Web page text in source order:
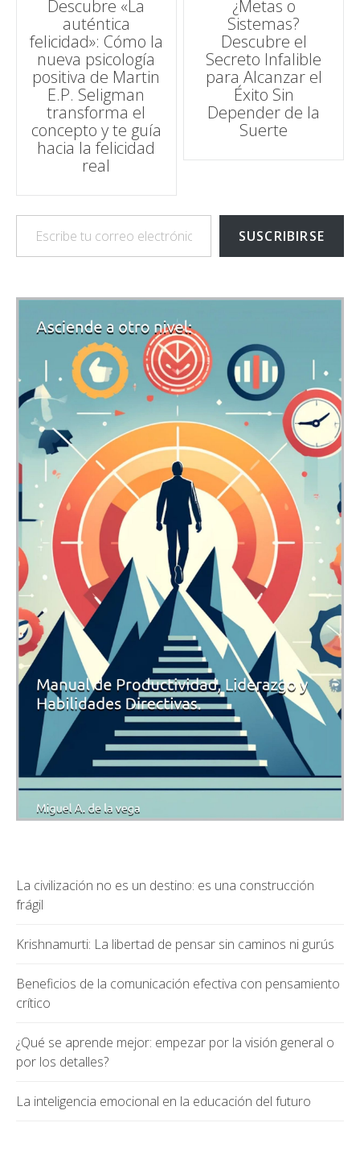
de
entradas
Descubre «La
auténtica
felicidad»: Cómo la
nueva psicología
positiva de Martin
E.P. Seligman
transforma el
concepto y te guía
hacia la felicidad
real
¿Metas o
Sistemas?
Descubre el
Secreto Infalible
para Alcanzar el
Éxito Sin
Depender de la
Suerte
Escribe tu correo electrónico…
SUSCRIBIRSE
La civilización no es un destino: es una construcción
frágil
Krishnamurti: La libertad de pensar sin caminos ni gurús
Beneficios de la comunicación efectiva con pensamiento
crítico
¿Qué se aprende mejor: empezar por la visión general o
por los detalles?
La inteligencia emocional en la educación del futuro